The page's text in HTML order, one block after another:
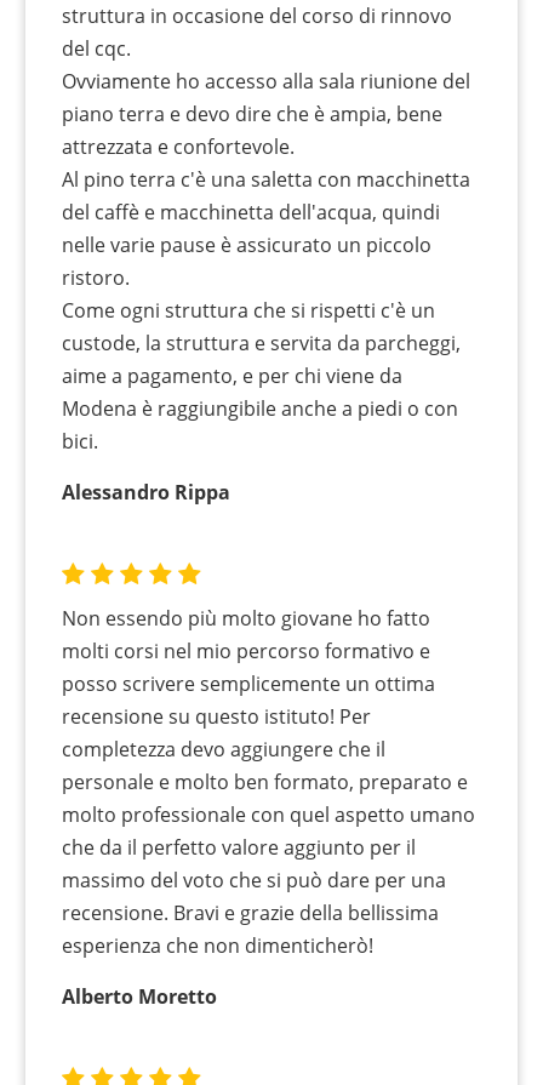
struttura in occasione del corso di rinnovo
del cqc.
Ovviamente ho accesso alla sala riunione del
piano terra e devo dire che è ampia, bene
attrezzata e confortevole.
Al pino terra c'è una saletta con macchinetta
del caffè e macchinetta dell'acqua, quindi
nelle varie pause è assicurato un piccolo
ristoro.
Come ogni struttura che si rispetti c'è un
custode, la struttura e servita da parcheggi,
aime a pagamento, e per chi viene da
Modena è raggiungibile anche a piedi o con
bici.
Alessandro Rippa
Non essendo più molto giovane ho fatto
molti corsi nel mio percorso formativo e
posso scrivere semplicemente un ottima
recensione su questo istituto! Per
completezza devo aggiungere che il
personale e molto ben formato, preparato e
molto professionale con quel aspetto umano
che da il perfetto valore aggiunto per il
massimo del voto che si può dare per una
recensione. Bravi e grazie della bellissima
esperienza che non dimenticherò!
Alberto Moretto